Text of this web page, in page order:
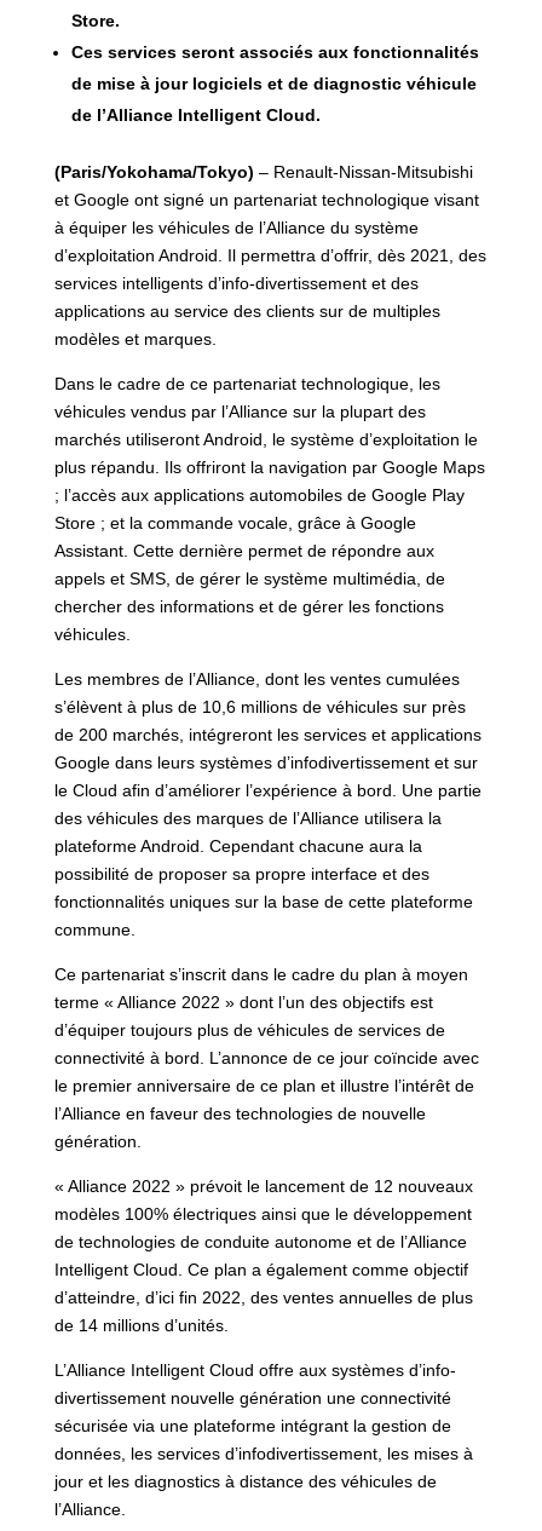
Store.
Ces services seront associés aux fonctionnalités
de mise à jour logiciels et de diagnostic véhicule
de l’Alliance Intelligent Cloud.
(Paris/Yokohama/Tokyo) – Renault-Nissan-Mitsubishi
et Google ont signé un partenariat technologique visant
à équiper les véhicules de l’Alliance du système
d’exploitation Android. Il permettra d’offrir, dès 2021, des
services intelligents d’info-divertissement et des
applications au service des clients sur de multiples
modèles et marques.
Dans le cadre de ce partenariat technologique, les
véhicules vendus par l’Alliance sur la plupart des
marchés utiliseront Android, le système d’exploitation le
plus répandu. Ils offriront la navigation par Google Maps
; l’accès aux applications automobiles de Google Play
Store ; et la commande vocale, grâce à Google
Assistant. Cette dernière permet de répondre aux
appels et SMS, de gérer le système multimédia, de
chercher des informations et de gérer les fonctions
véhicules.
Les membres de l’Alliance, dont les ventes cumulées
s’élèvent à plus de 10,6 millions de véhicules sur près
de 200 marchés, intégreront les services et applications
Google dans leurs systèmes d’infodivertissement et sur
le Cloud afin d’améliorer l’expérience à bord. Une partie
des véhicules des marques de l’Alliance utilisera la
plateforme Android. Cependant chacune aura la
possibilité de proposer sa propre interface et des
fonctionnalités uniques sur la base de cette plateforme
commune.
Ce partenariat s’inscrit dans le cadre du plan à moyen
terme « Alliance 2022 » dont l’un des objectifs est
d’équiper toujours plus de véhicules de services de
connectivité à bord. L’annonce de ce jour coïncide avec
le premier anniversaire de ce plan et illustre l’intérêt de
l’Alliance en faveur des technologies de nouvelle
génération.
« Alliance 2022 » prévoit le lancement de 12 nouveaux
modèles 100% électriques ainsi que le développement
de technologies de conduite autonome et de l’Alliance
Intelligent Cloud. Ce plan a également comme objectif
d’atteindre, d’ici fin 2022, des ventes annuelles de plus
de 14 millions d’unités.
L’Alliance Intelligent Cloud offre aux systèmes d’info-
divertissement nouvelle génération une connectivité
sécurisée via une plateforme intégrant la gestion de
données, les services d’infodivertissement, les mises à
jour et les diagnostics à distance des véhicules de
l’Alliance.